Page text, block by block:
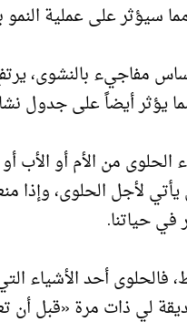
سيؤثر على عملية النمو
مفاجيء بالنشوى،
يؤثر أيضاً على جدول
الحلوى من الأم أو
لأجل الحلوى، وإذا
في حياتنا.
فالحلوى أحد الأشياء
لي ذات مرة «قبل